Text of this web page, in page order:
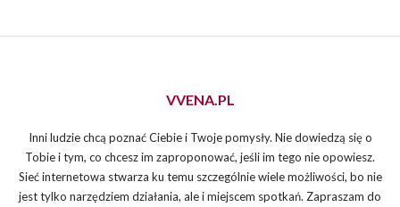
VVENA.PL
Inni ludzie chcą poznać Ciebie i Twoje pomysły. Nie dowiedzą się o
Tobie i tym, co chcesz im zaproponować, jeśli im tego nie opowiesz.
Sieć internetowa stwarza ku temu szczególnie wiele możliwości, bo nie
jest tylko narzędziem działania, ale i miejscem spotkań. Zapraszam do